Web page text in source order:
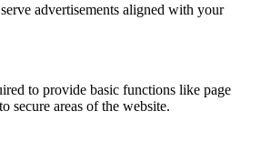
advertisements aligned with your
to provide basic functions like page
secure areas of the website.